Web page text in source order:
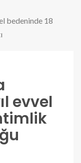
bedeninde 18
evvel